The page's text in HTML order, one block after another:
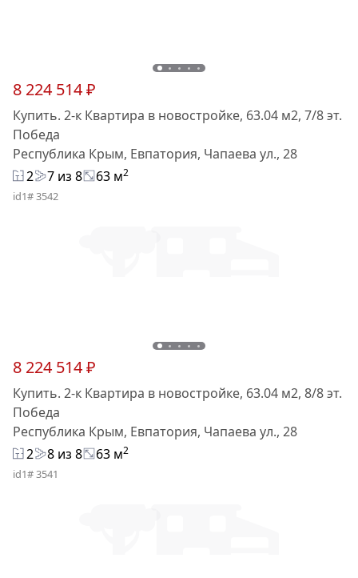
8 224 514 ₽
Купить. 2-к Квартира в новостройке, 63.04 м2, 7/8 эт.
Победа
Республика Крым, Евпатория, Чапаева ул., 28
2
7 из 8 63 м2
id1# 3542
8 224 514 ₽
Купить. 2-к Квартира в новостройке, 63.04 м2, 8/8 эт.
Победа
Республика Крым, Евпатория, Чапаева ул., 28
2
8 из 8 63 м2
id1# 3541